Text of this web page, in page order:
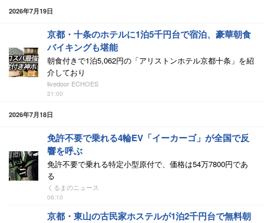
2026年7月19日
京都・十条のホテルに1泊5千円台で宿泊、豪華朝食
バイキングも堪能
朝食付きで1泊5,062円の「アリストンホテル京都十条」を紹
介しており
livedoor ECHOES
21:00
2026年7月18日
免許不要で乗れる4輪EV「イーカーゴ」が全国で反
響を呼ぶ
免許不要で乗れる特定小型原付で、価格は54万7800円であ
る
くるまのニュース
06:10
京都・東山の古民家ホステルが1泊2千円台で無料朝